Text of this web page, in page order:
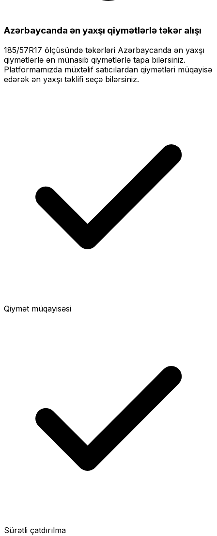
Azərbaycanda ən yaxşı qiymətlərlətəkər alışı
185/57R17 ölçüsündə təkərləri Azərbaycanda ən yaxşı
qiymətlərlə ən münasib qiymətlərlə tapa bilərsiniz.
Platformamızda müxtəlif satıcılardan qiymətləri müqayisə
edərək ən yaxşı təklifi seçə bilərsiniz.
Qiymət müqayisəsi
Sürətli çatdırılma